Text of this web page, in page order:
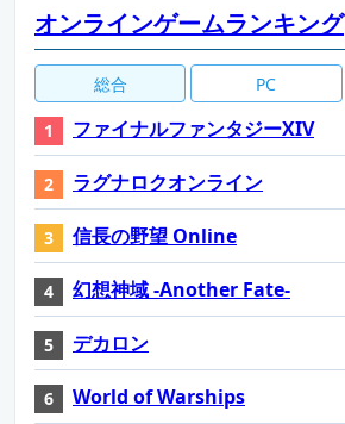
オンラインゲームランキング
総合 PC
ファイナルファンタジーXIV
ラグナロクオンライン
信長の野望 Online
幻想神域 -Another Fate-
デカロン
World of Warships